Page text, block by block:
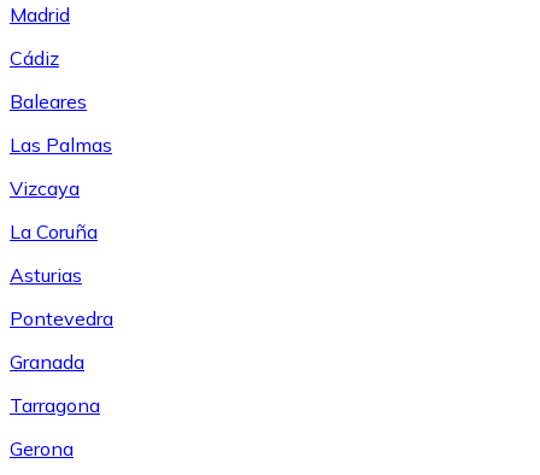
Madrid
Cádiz
Baleares
Las Palmas
Vizcaya
La Coruña
Asturias
Pontevedra
Granada
Tarragona
Gerona